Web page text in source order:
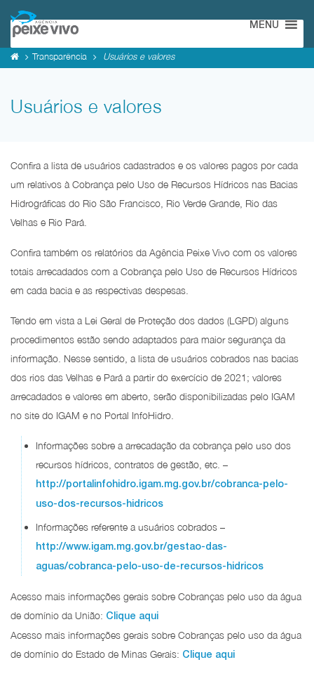
MENU
Transparência Usuários e valores
Usuários e valores
Confira a lista de usuários cadastrados e os valores pagos por cada
um relativos à Cobrança pelo Uso de Recursos Hídricos nas Bacias
Hidrográficas do Rio São Francisco, Rio Verde Grande, Rio das
Velhas e Rio Pará.
Confira também os relatórios da Agência Peixe Vivo com os valores
totais arrecadados com a Cobrança pelo Uso de Recursos Hídricos
em cada bacia e as respectivas despesas.
Tendo em vista a Lei Geral de Proteção dos dados (LGPD) alguns
procedimentos estão sendo adaptados para maior segurança da
informação. Nesse sentido, a lista de usuários cobrados nas bacias
dos rios das Velhas e Pará a partir do exercício de 2021; valores
arrecadados e valores em aberto, serão disponibilizadas pelo IGAM
no site do IGAM e no Portal InfoHidro.
Informações sobre a arrecadação da cobrança pelo uso dos
recursos hídricos, contratos de gestão, etc. –
http://portalinfohidro.igam.mg.gov.br/cobranca-pelo-
uso-dos-recursos-hidricos
Informações referente a usuários cobrados –
http://www.igam.mg.gov.br/gestao-das-
aguas/cobranca-pelo-uso-de-recursos-hidricos
Acesso mais informações gerais sobre Cobranças pelo uso da água
de domínio da União: Clique aqui
Acesso mais informações gerais sobre Cobranças pelo uso da água
de domínio do Estado de Minas Gerais: Clique aqui